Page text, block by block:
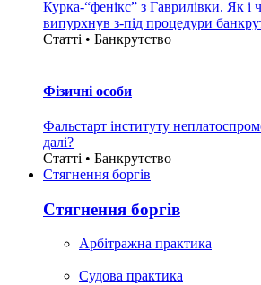
Курка-“фенікс” з Гаврилівки. Як і
випурхнув з-під процедури
Статті • Банкрутство
Фізичні особи
Фальстарт інституту
далі?
Статті • Банкрутство
Стягнення боргiв
Стягнення боргiв
Арбітражна практика
Судова практика